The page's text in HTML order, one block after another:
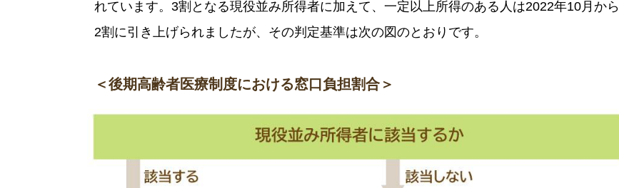
れています。3割となる現役並み所得者に加えて、一定以上所得のある人は2022年10月から
2割に引き上げられましたが、その判定基準は次の図のとおりです。
＜後期高齢者医療制度における窓口負担割合＞